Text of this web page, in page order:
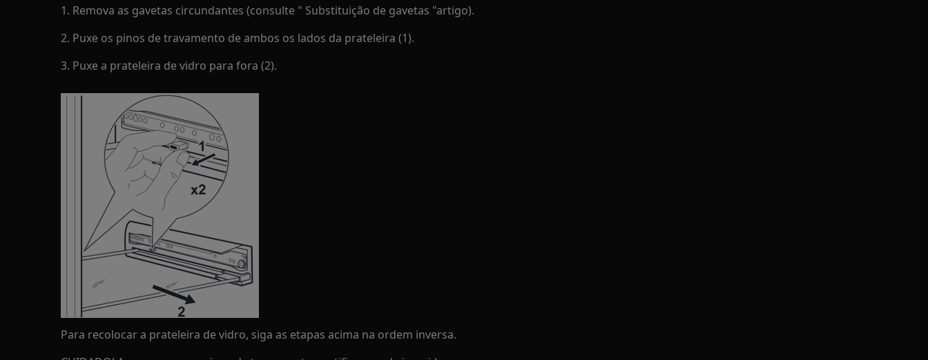
1. Remova as gavetas circundantes (consulte " Substituição de gavetas "artigo).
2. Puxe os pinos de travamento de ambos os lados da prateleira (1).
3. Puxe a prateleira de vidro para fora (2).
Para recolocar a prateleira de vidro, siga as etapas acima na ordem inversa.